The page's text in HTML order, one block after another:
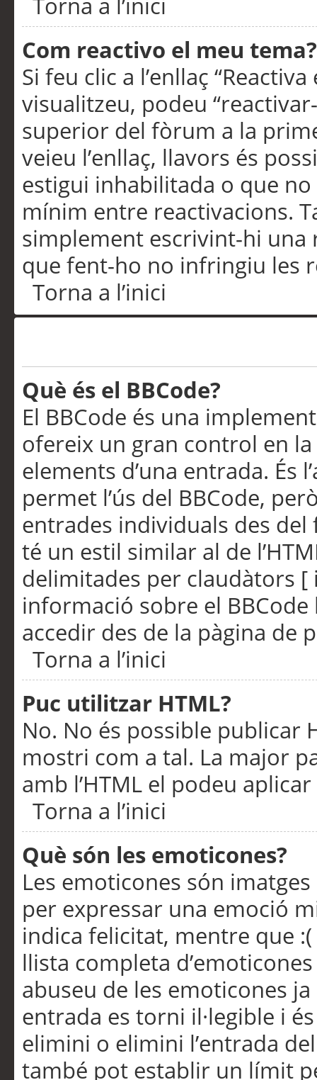
Com reactivo el meu tema?
Si feu clic a l’enllaç
visualitzeu, podeu
superior del fòrum a la
veieu l’enllaç, llavors és
estigui inhabilitada o que
mínim entre reactivacions.
simplement escrivint-hi una
que fent-ho no infringiu les
Torna a l’inici
Què és el BBCode?
El BBCode és una
ofereix un gran control en
elements d’una entrada. És
permet l’ús del BBCode,
entrades individuals des
té un estil similar al de
delimitades per claudàtors [
informació sobre el
accedir des de la pàgina de
Torna a l’inici
Puc utilitzar HTML?
No. No és possible publicar
mostri com a tal. La major
amb l’HTML el podeu
Torna a l’inici
Què són les emoticones?
Les emoticones són
per expressar una emoció
indica felicitat, mentre que
llista completa
abuseu de les emoticones
entrada es torni il·legible i
elimini o elimini l’entrada
també pot establir un límit